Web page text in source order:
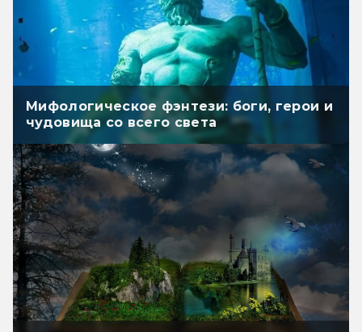
Мифологическое фэнтези: боги, герои и
чудовища со всего света